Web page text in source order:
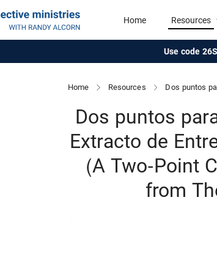
Home Resources
Use code
Home Resources Dos puntos para
Dos puntos
Extracto de
(A Two-Point
from